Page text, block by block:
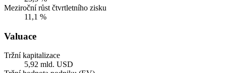
Meziroční růst čtvrtletního zisku
11,1 %
Valuace
Tržní kapitalizace
5,92 mld. USD